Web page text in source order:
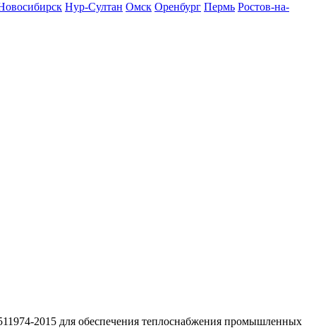
Нур-Султан Омск Оренбург Пермь Ростов-на-
2015 для обеспечения теплоснабжения промышленных